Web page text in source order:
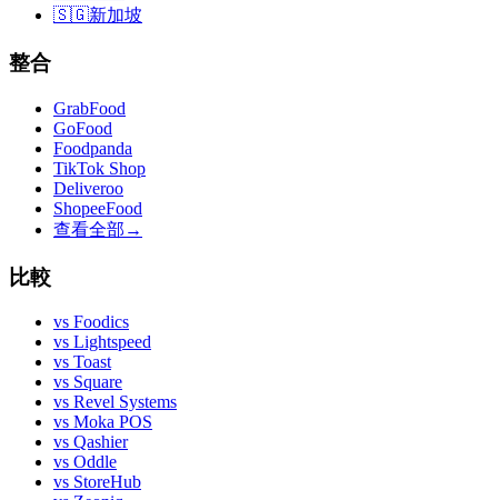
🇸🇬新加坡
整合
GrabFood
GoFood
Foodpanda
TikTok Shop
Deliveroo
ShopeeFood
查看全部 →
比較
vs Foodics
vs Lightspeed
vs Toast
vs Square
vs Revel Systems
vs Moka POS
vs Qashier
vs Oddle
vs StoreHub